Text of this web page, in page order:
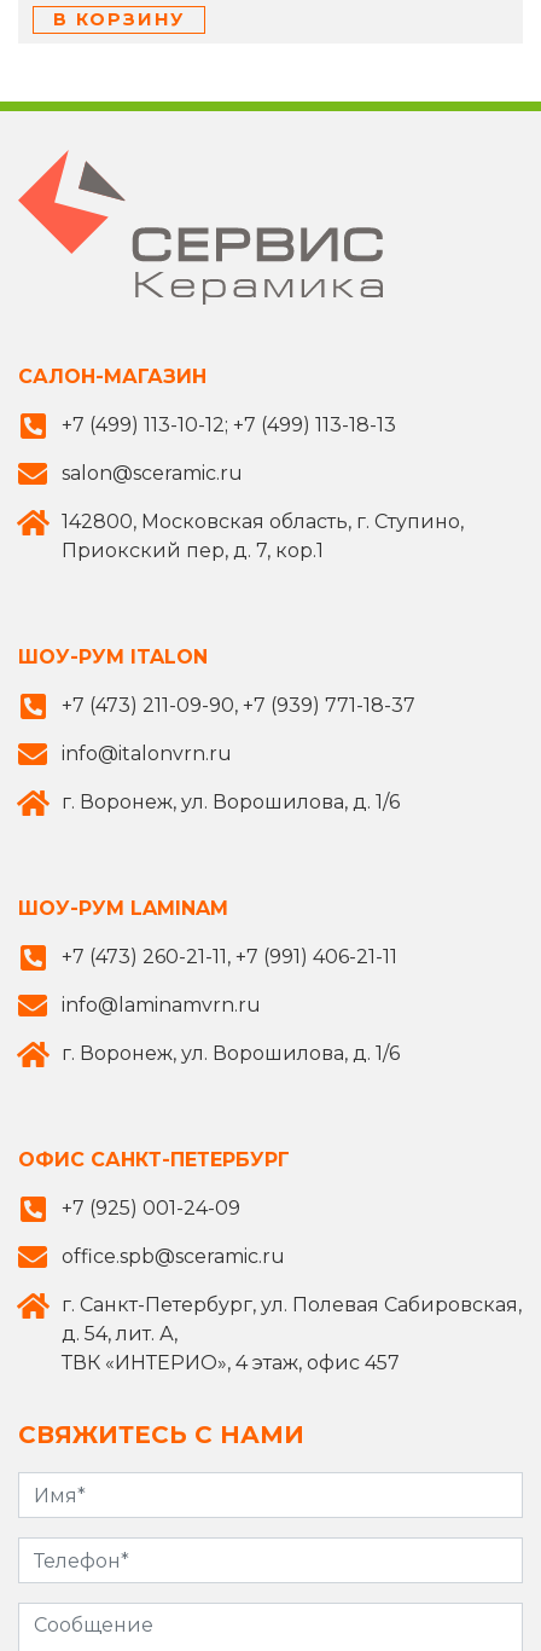
В КОРЗИНУ
САЛОН-МАГАЗИН
+7 (499) 113-10-12; +7 (499) 113-18-13
salon@sceramic.ru
142800, Московская область, г. Ступино,
Приокский пер, д. 7, кор.1
ШОУ-РУМ ITALON
+7 (473) 211-09-90, +7 (939) 771-18-37
info@italonvrn.ru
г. Воронеж, ул. Ворошилова, д. 1/6
ШОУ-РУМ LAMINAM
+7 (473) 260-21-11, +7 (991) 406-21-11
info@laminamvrn.ru
г. Воронеж, ул. Ворошилова, д. 1/6
ОФИС САНКТ-ПЕТЕРБУРГ
+7 (925) 001-24-09
office.spb@sceramic.ru
г. Санкт-Петербург, ул. Полевая Сабировская,
д. 54, лит. А,
ТВК «ИНТЕРИО», 4 этаж, офис 457
СВЯЖИТЕСЬ С НАМИ